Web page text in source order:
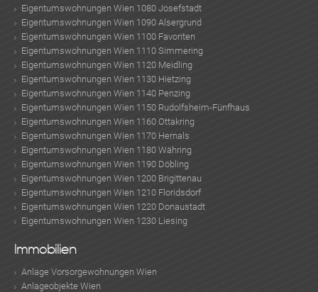
Eigentumswohnungen Wien 1080 Josefstadt
Eigentumswohnungen Wien 1090 Alsergrund
Eigentumswohnungen Wien 1100 Favoriten
Eigentumswohnungen Wien 1110 Simmering
Eigentumswohnungen Wien 1120 Meidling
Eigentumswohnungen Wien 1130 Hietzing
Eigentumswohnungen Wien 1140 Penzing
Eigentumswohnungen Wien 1150 Rudolfsheim-Fünfhaus
Eigentumswohnungen Wien 1160 Ottakring
Eigentumswohnungen Wien 1170 Hernals
Eigentumswohnungen Wien 1180 Währing
Eigentumswohnungen Wien 1190 Döbling
Eigentumswohnungen Wien 1200 Brigittenau
Eigentumswohnungen Wien 1210 Floridsdorf
Eigentumswohnungen Wien 1220 Donaustadt
Eigentumswohnungen Wien 1230 Liesing
Immobilien
Anlage Vorsorgewohnungen Wien
Anlageobjekte Wien